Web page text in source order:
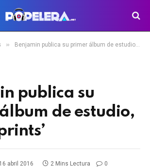
» Benjamin publica su primer álbum de estudio, ‘Fingerprints’
publica su
de estudio,
16 abril 2016 2 Mins Lectura 0